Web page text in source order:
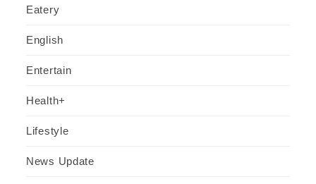
Eatery
English
Entertain
Health+
Lifestyle
News Update